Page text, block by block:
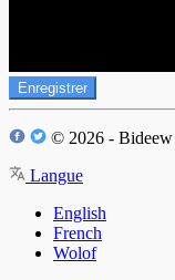
Enregistrer
© 2026 - Bideew
Langue
English
French
Wolof